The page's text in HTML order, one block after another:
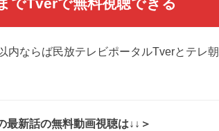
内ならば民放テレビポータルTverとテレ
最新話の無料動画視聴は↓↓＞